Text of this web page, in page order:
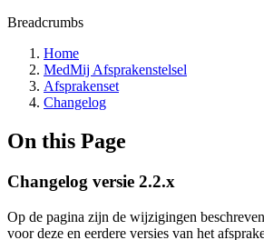
Breadcrumbs
Home
MedMij Afsprakenstelsel
Afsprakenset
Changelog
On this Page
Changelog versie 2.2.x
Op de pagina zijn de wijzigingen
voor deze en eerdere versies van het